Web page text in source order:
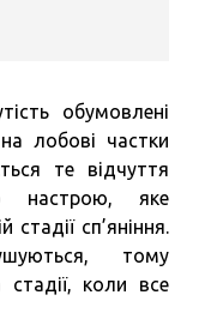
обумовлені
лобові частки
те відчуття
настрою, яке
стадії сп’яніння.
тому
коли все